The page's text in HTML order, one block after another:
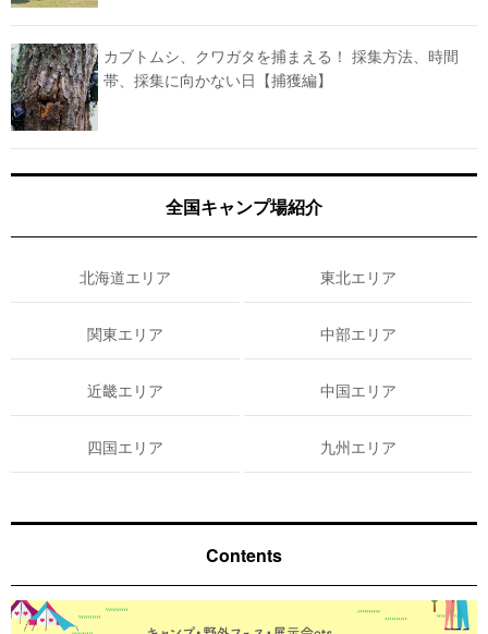
カブトムシ、クワガタを捕まえる！ 採集方法、時間
帯、採集に向かない日【捕獲編】
全国キャンプ場紹介
北海道エリア 東北エリア
関東エリア 中部エリア
近畿エリア 中国エリア
四国エリア 九州エリア
Contents